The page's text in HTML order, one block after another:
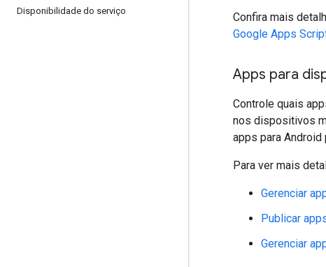
Disponibilidade do serviço
Confira mais
Google Apps
Apps para
Controle quais
nos dispositivos
apps para Android
Para ver mais
Gerenciar
Publicar
Gerenciar